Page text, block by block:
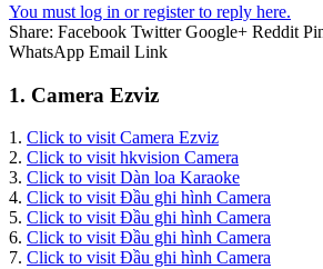
You must log in or register to reply here.
Share: Facebook Twitter Google+ Reddit
WhatsApp Email Link
1. Camera Ezviz
1. Click to visit Camera Ezviz
2. Click to visit hkvision Camera
3. Click to visit Dàn loa Karaoke
4. Click to visit Đầu ghi hình Camera
5. Click to visit Đầu ghi hình Camera
6. Click to visit Đầu ghi hình Camera
7. Click to visit Đầu ghi hình Camera